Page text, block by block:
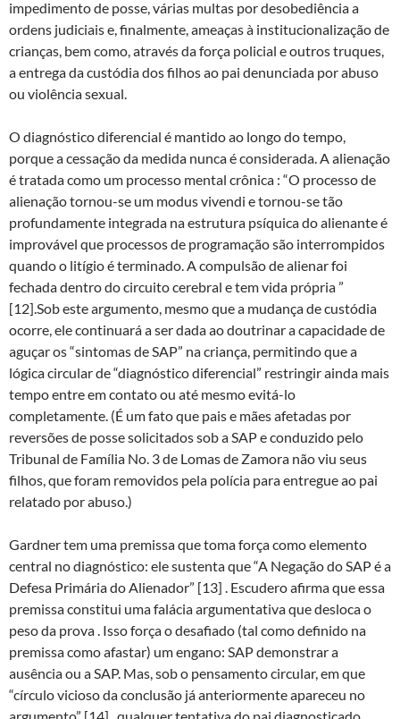
impedimento de posse, várias multas por desobediência a
ordens judiciais e, finalmente, ameaças à institucionalização de
crianças, bem como, através da força policial e outros truques,
a entrega da custódia dos filhos ao pai denunciada por abuso
ou violência sexual.
O diagnóstico diferencial é mantido ao longo do tempo,
porque a cessação da medida nunca é considerada. A alienação
é tratada como um processo mental crônica : “O processo de
alienação tornou-se um modus vivendi e tornou-se tão
profundamente integrada na estrutura psíquica do alienante é
improvável que processos de programação são interrompidos
quando o litígio é terminado. A compulsão de alienar foi
fechada dentro do circuito cerebral e tem vida própria ”
[12].Sob este argumento, mesmo que a mudança de custódia
ocorre, ele continuará a ser dada ao doutrinar a capacidade de
aguçar os “sintomas de SAP” na criança, permitindo que a
lógica circular de “diagnóstico diferencial” restringir ainda mais
tempo entre em contato ou até mesmo evitá-lo
completamente. (É um fato que pais e mães afetadas por
reversões de posse solicitados sob a SAP e conduzido pelo
Tribunal de Família No. 3 de Lomas de Zamora não viu seus
filhos, que foram removidos pela polícia para entregue ao pai
relatado por abuso.)
Gardner tem uma premissa que toma força como elemento
central no diagnóstico: ele sustenta que “A Negação do SAP é a
Defesa Primária do Alienador” [13] . Escudero afirma que essa
premissa constitui uma falácia argumentativa que desloca o
peso da prova . Isso força o desafiado (tal como definido na
premissa como afastar) um engano: SAP demonstrar a
ausência ou a SAP. Mas, sob o pensamento circular, em que
“círculo vicioso da conclusão já anteriormente apareceu no